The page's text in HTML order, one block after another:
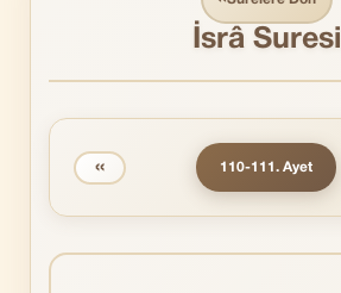
İsrâ Suresi
‹‹ 110-111. Ayet